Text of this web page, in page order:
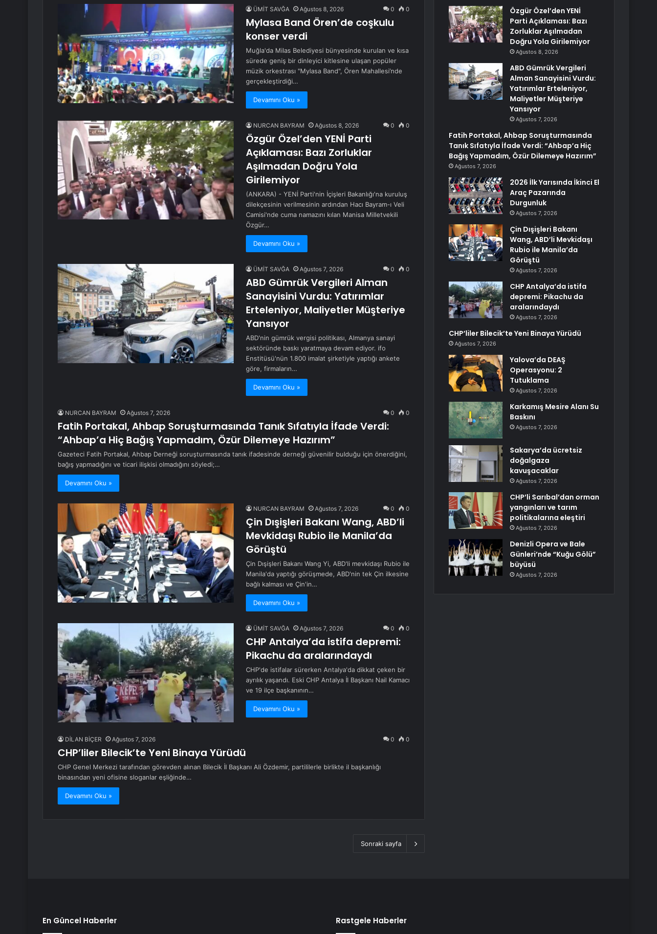
ÜMİT SAVĞA Ağustos 8, 2026 0 0
Mylasa Band Ören’de coşkulu
konser verdi
Muğla'da ​Milas Belediyesi bünyesinde kurulan ve kısa
sürede geniş bir dinleyici kitlesine ulaşan popüler
müzik orkestrası "Mylasa Band", Ören Mahallesi’nde
gerçekleştirdiği…
Devamını Oku »
NURCAN BAYRAM Ağustos 8, 2026 0 0
Özgür Özel’den YENİ Parti
Açıklaması: Bazı Zorluklar
Aşılmadan Doğru Yola
Girilemiyor
(ANKARA) - YENİ Parti'nin İçişleri Bakanlığı'na kuruluş
dilekçesinin verilmesinin ardından Hacı Bayram-ı Veli
Camisi'nde cuma namazını kılan Manisa Milletvekili
Özgür…
Devamını Oku »
ÜMİT SAVĞA Ağustos 7, 2026 0 0
ABD Gümrük Vergileri Alman
Sanayisini Vurdu: Yatırımlar
Erteleniyor, Maliyetler Müşteriye
Yansıyor
ABD'nin gümrük vergisi politikası, Almanya sanayi
sektöründe baskı yaratmaya devam ediyor. ifo
Enstitüsü'nün 1.800 imalat şirketiyle yaptığı ankete
göre, firmaların…
Devamını Oku »
NURCAN BAYRAM Ağustos 7, 2026 0 0
Fatih Portakal, Ahbap Soruşturmasında Tanık Sıfatıyla İfade Verdi:
“Ahbap’a Hiç Bağış Yapmadım, Özür Dilemeye Hazırım”
Gazeteci Fatih Portakal, Ahbap Derneği soruşturmasında tanık ifadesinde derneği güvenilir bulduğu için önerdiğini,
bağış yapmadığını ve ticari ilişkisi olmadığını söyledi;…
Devamını Oku »
NURCAN BAYRAM Ağustos 7, 2026 0 0
Çin Dışişleri Bakanı Wang, ABD’li
Mevkidaşı Rubio ile Manila’da
Görüştü
Çin Dışişleri Bakanı Wang Yi, ABD'li mevkidaşı Rubio ile
Manila'da yaptığı görüşmede, ABD'nin tek Çin ilkesine
bağlı kalması ve Çin'in…
Devamını Oku »
ÜMİT SAVĞA Ağustos 7, 2026 0 0
CHP Antalya’da istifa depremi:
Pikachu da aralarındaydı
CHP'de istifalar sürerken Antalya'da dikkat çeken bir
ayrılık yaşandı. Eski CHP Antalya İl Başkanı Nail Kamacı
ve 19 ilçe başkanının…
Devamını Oku »
DİLAN BİÇER Ağustos 7, 2026 0 0
CHP’liler Bilecik’te Yeni Binaya Yürüdü
CHP Genel Merkezi tarafından görevden alınan Bilecik İl Başkanı Ali Özdemir, partililerle birlikte il başkanlığı
binasından yeni ofisine sloganlar eşliğinde…
Devamını Oku »
Sonraki sayfa
Özgür Özel’den YENİ
Parti Açıklaması: Bazı
Zorluklar Aşılmadan
Doğru Yola Girilemiyor
Ağustos 8, 2026
ABD Gümrük Vergileri
Alman Sanayisini Vurdu:
Yatırımlar Erteleniyor,
Maliyetler Müşteriye
Yansıyor
Ağustos 7, 2026
Fatih Portakal, Ahbap Soruşturmasında
Tanık Sıfatıyla İfade Verdi: “Ahbap’a Hiç
Bağış Yapmadım, Özür Dilemeye Hazırım”
Ağustos 7, 2026
2026 İlk Yarısında İkinci El
Araç Pazarında
Durgunluk
Ağustos 7, 2026
Çin Dışişleri Bakanı
Wang, ABD’li Mevkidaşı
Rubio ile Manila’da
Görüştü
Ağustos 7, 2026
CHP Antalya’da istifa
depremi: Pikachu da
aralarındaydı
Ağustos 7, 2026
CHP’liler Bilecik’te Yeni Binaya Yürüdü
Ağustos 7, 2026
Yalova’da DEAŞ
Operasyonu: 2
Tutuklama
Ağustos 7, 2026
Karkamış Mesire Alanı Su
Baskını
Ağustos 7, 2026
Sakarya’da ücretsiz
doğalgaza
kavuşacaklar
Ağustos 7, 2026
CHP’li Sarıbal’dan orman
yangınları ve tarım
politikalarına eleştiri
Ağustos 7, 2026
Denizli Opera ve Bale
Günleri’nde “Kuğu Gölü”
büyüsü
Ağustos 7, 2026
En Güncel Haberler Rastgele Haberler